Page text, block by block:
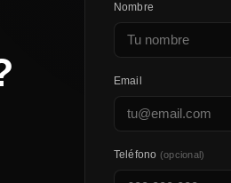
Nombre
Email
Teléfono (opcional)